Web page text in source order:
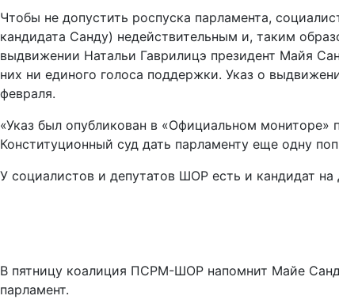
Чтобы не допустить роспуска парламента,
кандидата Санду) недействительным и, таким
выдвижении Натальи Гаврилицэ президент Майя
них ни единого голоса поддержки. Указ о
февраля.
«Указ был опубликован в «Официальном
Конституционный суд дать парламенту еще одну
У социалистов и депутатов ШОР есть и кандидат
В пятницу коалиция ПСРМ-ШОР напомнит Майе
парламент.